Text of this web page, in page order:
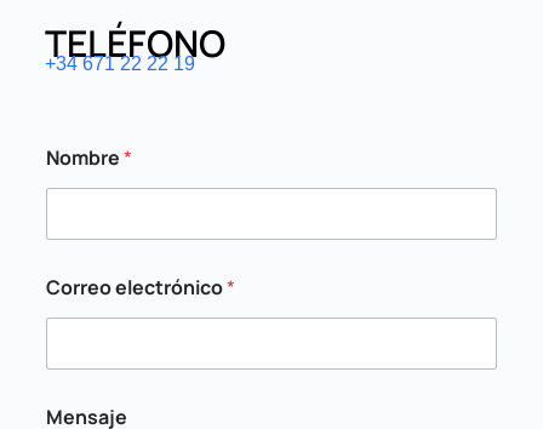
TELÉFONO
+34 671 22 22 19
Nombre*
Correo electrónico*
e
Mensaje